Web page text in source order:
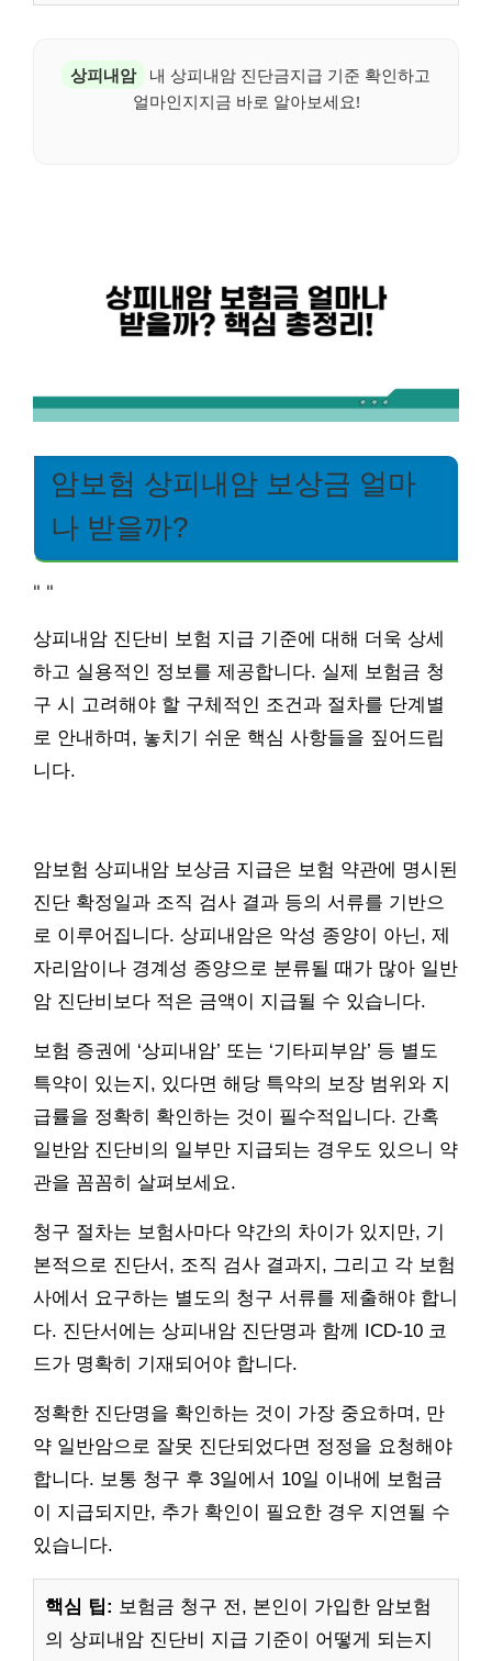
상피내암
내 상피내암 진단금지급 기준 확인하고
얼마인지지금 바로 알아보세요!
암보험 상피내암 보상금 얼마
나 받을까?
" "
상피내암 진단비 보험 지급 기준에 대해 더욱 상세
하고 실용적인 정보를 제공합니다. 실제 보험금 청
구 시 고려해야 할 구체적인 조건과 절차를 단계별
로 안내하며, 놓치기 쉬운 핵심 사항들을 짚어드립
니다.
암보험 상피내암 보상금 지급은 보험 약관에 명시된
진단 확정일과 조직 검사 결과 등의 서류를 기반으
로 이루어집니다. 상피내암은 악성 종양이 아닌, 제
자리암이나 경계성 종양으로 분류될 때가 많아 일반
암 진단비보다 적은 금액이 지급될 수 있습니다.
보험 증권에 ‘상피내암’ 또는 ‘기타피부암’ 등 별도
특약이 있는지, 있다면 해당 특약의 보장 범위와 지
급률을 정확히 확인하는 것이 필수적입니다. 간혹
일반암 진단비의 일부만 지급되는 경우도 있으니 약
관을 꼼꼼히 살펴보세요.
청구 절차는 보험사마다 약간의 차이가 있지만, 기
본적으로 진단서, 조직 검사 결과지, 그리고 각 보험
사에서 요구하는 별도의 청구 서류를 제출해야 합니
다. 진단서에는 상피내암 진단명과 함께 ICD-10 코
드가 명확히 기재되어야 합니다.
정확한 진단명을 확인하는 것이 가장 중요하며, 만
약 일반암으로 잘못 진단되었다면 정정을 요청해야
합니다. 보통 청구 후 3일에서 10일 이내에 보험금
이 지급되지만, 추가 확인이 필요한 경우 지연될 수
있습니다.
핵심 팁: 보험금 청구 전, 본인이 가입한 암보험
의 상피내암 진단비 지급 기준이 어떻게 되는지